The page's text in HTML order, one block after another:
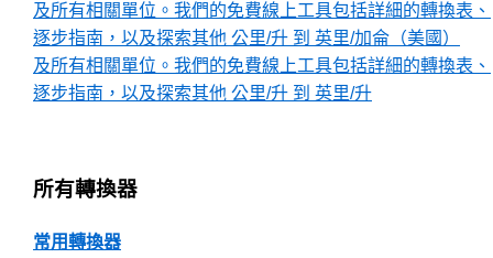
及所有相關單位。我們的免費線上工具包括詳細的轉換表、
逐步指南，以及探索其他 公里/升 到 英里/加侖（美國）
及所有相關單位。我們的免費線上工具包括詳細的轉換表、
逐步指南，以及探索其他 公里/升 到 英里/升
所有轉換器
常用轉換器